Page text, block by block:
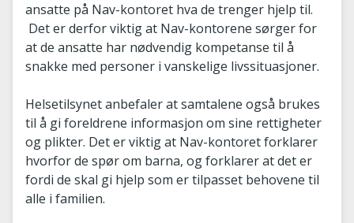
ansatte på Nav-kontoret hva de trenger hjelp til.
Det er derfor viktig at Nav-kontorene sørger for
at de ansatte har nødvendig kompetanse til å
snakke med personer i vanskelige livssituasjoner.
Helsetilsynet anbefaler at samtalene også brukes
til å gi foreldrene informasjon om sine rettigheter
og plikter. Det er viktig at Nav-kontoret forklarer
hvorfor de spør om barna, og forklarer at det er
fordi de skal gi hjelp som er tilpasset behovene til
alle i familien.